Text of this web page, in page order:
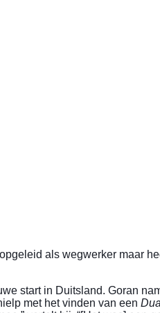
als wegwerker maar
start in Duitsland. Goran
met het vinden van een